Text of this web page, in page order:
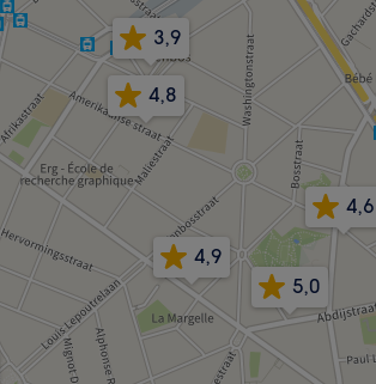
4,9
4,8
5,0
4,6
3,9